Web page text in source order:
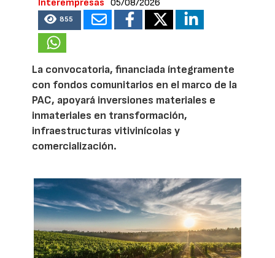
Interempresas
05/08/2026
855
La convocatoria, financiada íntegramente
con fondos comunitarios en el marco de la
PAC, apoyará inversiones materiales e
inmateriales en transformación,
infraestructuras vitivinícolas y
comercialización.